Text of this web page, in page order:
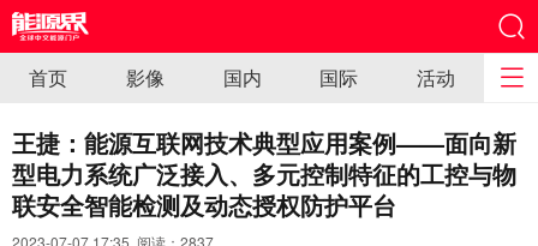
首页 影像 国内 国际 活动
王捷：能源互联网技术典型应用案例——面向新
型电力系统广泛接入、多元控制特征的工控与物
联安全智能检测及动态授权防护平台
2023-07-07 17:35 阅读： 2837